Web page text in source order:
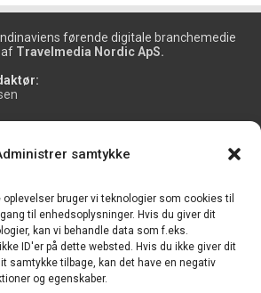
samtykke
oplevelser bruger vi teknologier som cookies til
til enhedsoplysninger. Hvis du giver dit
kan vi behandle data som f.eks.
ID'er på dette websted. Hvis du ikke giver dit
samtykke tilbage, kan det have en negativ
og egenskaber.
førende digitale branchemedie
af Travelmedia Nordic ApS.
og er tilmeldt